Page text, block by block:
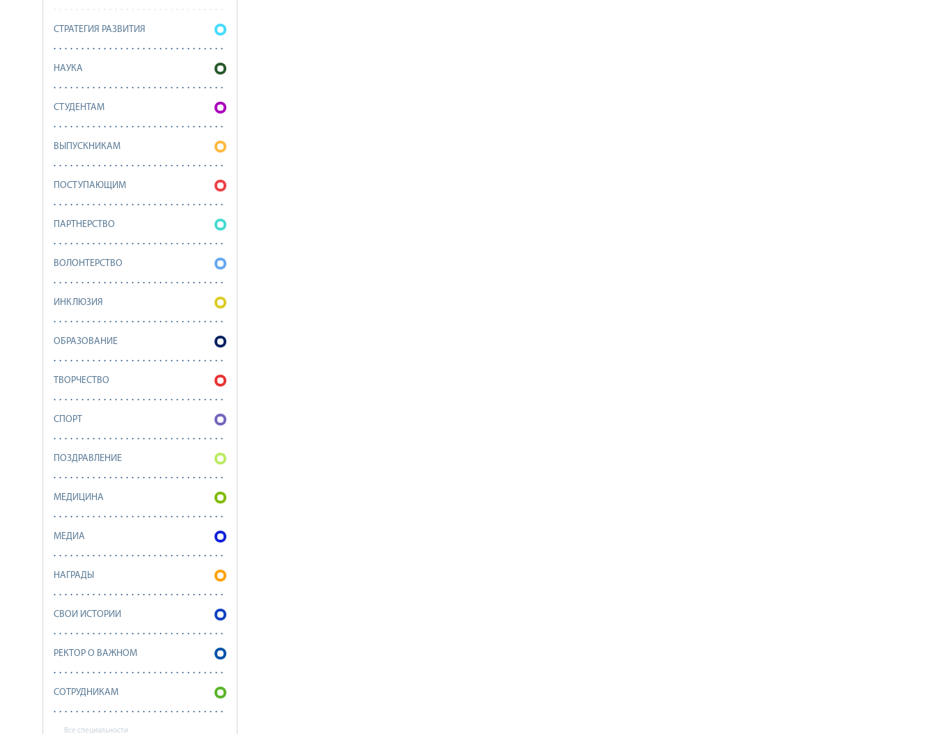
СТРАТЕГИЯ РАЗВИТИЯ
НАУКА
СТУДЕНТАМ
ВЫПУСКНИКАМ
ПОСТУПАЮЩИМ
ПАРТНЕРСТВО
ВОЛОНТЕРСТВО
ИНКЛЮЗИЯ
ОБРАЗОВАНИЕ
ТВОРЧЕСТВО
СПОРТ
ПОЗДРАВЛЕНИЕ
МЕДИЦИНА
МЕДИА
НАГРАДЫ
СВОИ ИСТОРИИ
РЕКТОР О ВАЖНОМ
СОТРУДНИКАМ
Все специальности